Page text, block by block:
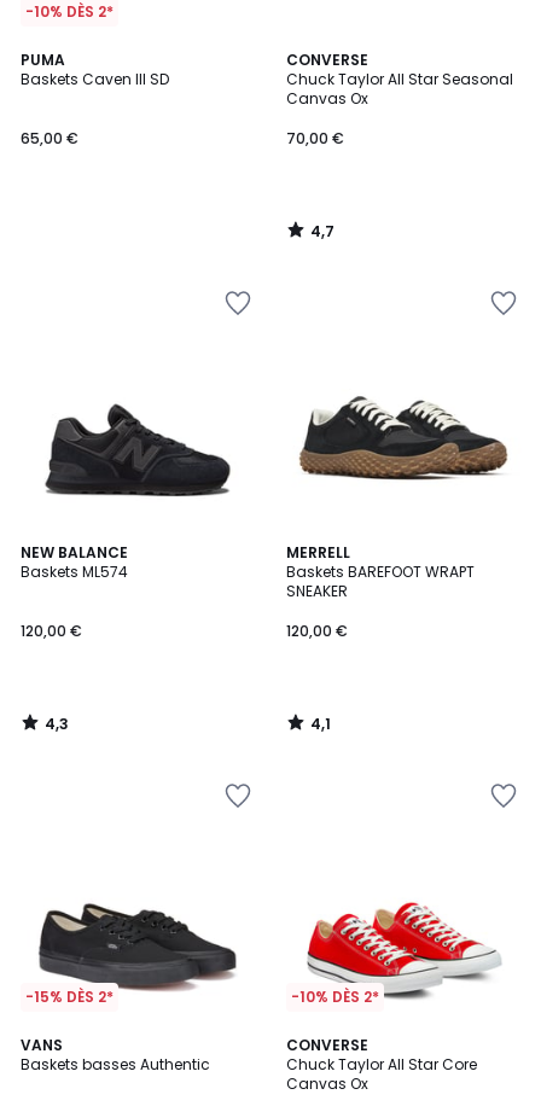
-10% DÈS 2*
PUMA
Baskets Caven III SD
65,00 €
CONVERSE
Chuck Taylor All Star Seasonal
Canvas Ox
70,00 €
4,7
/ 5
4,7
/
NEW BALANCE
Baskets ML574
120,00 €
4,3
/ 5
4,3
/
MERRELL
Baskets BAREFOOT WRAPT
SNEAKER
120,00 €
4,1
/ 5
4,1
/
-15% DÈS 2*
VANS
Baskets basses Authentic
4,5
/ 5
-10% DÈS 2*
CONVERSE
Chuck Taylor All Star Core
Canvas Ox
5
/
5